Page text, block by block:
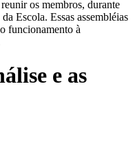
os membros, durante
Escola. Essas assembléias
funcionamento à
e as